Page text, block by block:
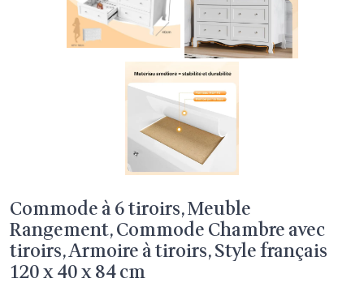
Commode à 6 tiroirs, Meuble
Rangement, Commode Chambre avec
tiroirs, Armoire à tiroirs, Style français
120 x 40 x 84 cm